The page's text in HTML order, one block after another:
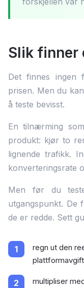
Slik finner
Det finnes ingen
prisen. Men du
å teste bevisst.
En tilnærming
produkt: kjør to
lignende trafikk.
konverteringsrate
Men før du
utgangspunkt. De
de er redde. Sett
regn ut den
multipliser